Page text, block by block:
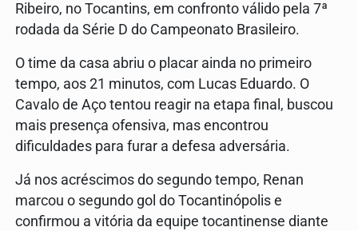
Ribeiro, no Tocantins, em confronto válido pela 7ª
rodada da Série D do Campeonato Brasileiro.
O time da casa abriu o placar ainda no primeiro
tempo, aos 21 minutos, com Lucas Eduardo. O
Cavalo de Aço tentou reagir na etapa final, buscou
mais presença ofensiva, mas encontrou
dificuldades para furar a defesa adversária.
Já nos acréscimos do segundo tempo, Renan
marcou o segundo gol do Tocantinópolis e
confirmou a vitória da equipe tocantinense diante